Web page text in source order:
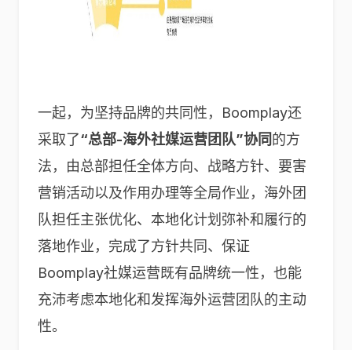
一起，为坚持品牌的共同性，Boomplay还
采取了“总部-海外社媒运营团队”协同的方
法，由总部担任全体方向、战略方针、要害
营销活动以及作用办理等全局作业，海外团
队担任主张优化、本地化计划弥补和履行的
落地作业，完成了方针共同、保证
Boomplay社媒运营既有品牌统一性，也能
充沛考虑本地化和发挥海外运营团队的主动
性。